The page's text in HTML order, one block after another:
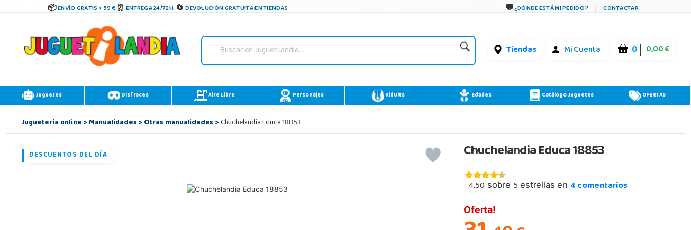
ENVÍO GRATIS > 59 € ENTREGA 24/72H. DEVOLUCIÓN GRATUITA EN TIENDAS ¿DÓNDE ESTÁ MI PEDIDO? CONTACTAR
Tiendas Mi Cuenta 0 0,00 €
Juguetes Disfraces Aire Libre Personajes Kidults Edades Catálogo Juguetes OFERTAS
Juguetería online>Manualidades>Otras manualidades>Chuchelandia Educa 18853
DESCUENTOS DEL DÍA Chuchelandia Educa 18853
4.50 sobre 5 estrellas en 4comentarios
Oferta!